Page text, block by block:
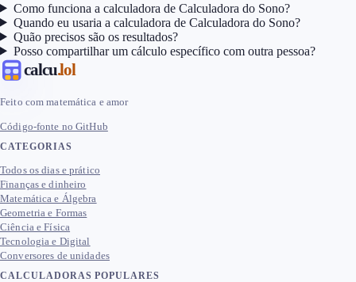
Como funciona a calculadora de Calculadora do Sono?
Quando eu usaria a calculadora de Calculadora do Sono?
Quão precisos são os resultados?
Posso compartilhar um cálculo específico com outra pessoa?
calcu.lol
Feito com matemática e amor
Código-fonte no GitHub
CATEGORIAS
Todos os dias e prático
Finanças e dinheiro
Matemática e Álgebra
Geometria e Formas
Ciência e Física
Tecnologia e Digital
Conversores de unidades
CALCULADORAS POPULARES